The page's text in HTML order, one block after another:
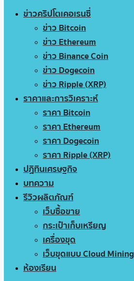
ข่าวคริปโตเคอเรนซี่
ข่าว Bitcoin
ข่าว Ethereum
ข่าว Binance Coin
ข่าว Dogecoin
ข่าว Ripple (XRP)
ราคาและการวิเคราะห์
ราคา Bitcoin
ราคา Ethereum
ราคา Dogecoin
ราคา Ripple (XRP)
ปฏิทินเศรษฐกิจ
บทความ
รีวิวผลิตภัณฑ์
เว็บซื้อขาย
กระเป๋าเก็บเหรียญ
เครื่องขุด
เว็บขุดแบบ Cloud Mining
ห้องเรียน